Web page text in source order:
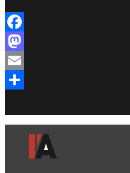
Facebook
Mastodon
Email